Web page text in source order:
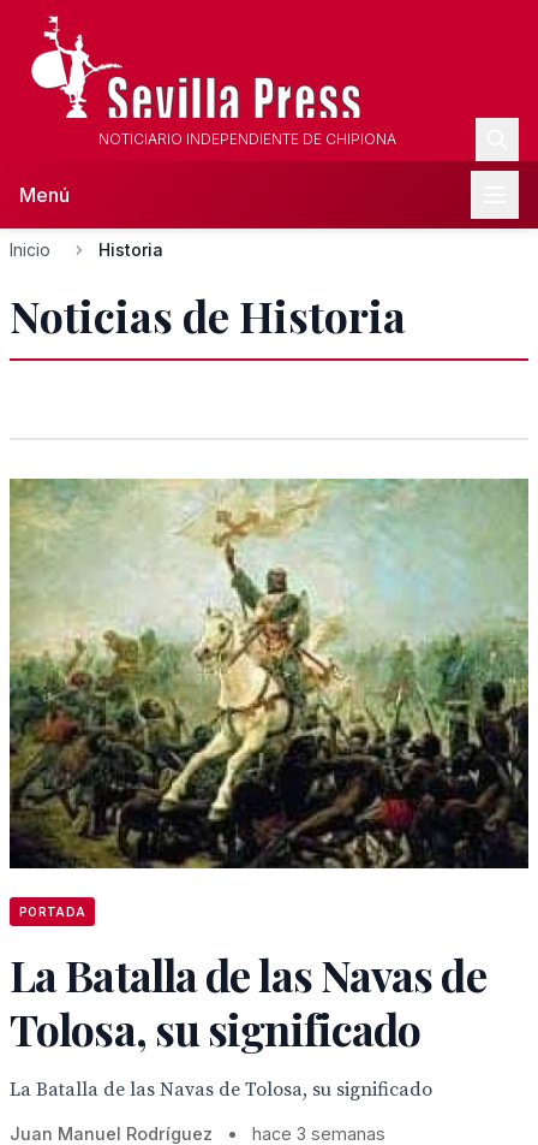
NOTICIARIO INDEPENDIENTE DE CHIPIONA
Menú
Inicio Historia
Noticias de Historia
PORTADA
La Batalla de las Navas de
Tolosa, su significado
La Batalla de las Navas de Tolosa, su significado
Juan Manuel Rodríguez • hace 3 semanas